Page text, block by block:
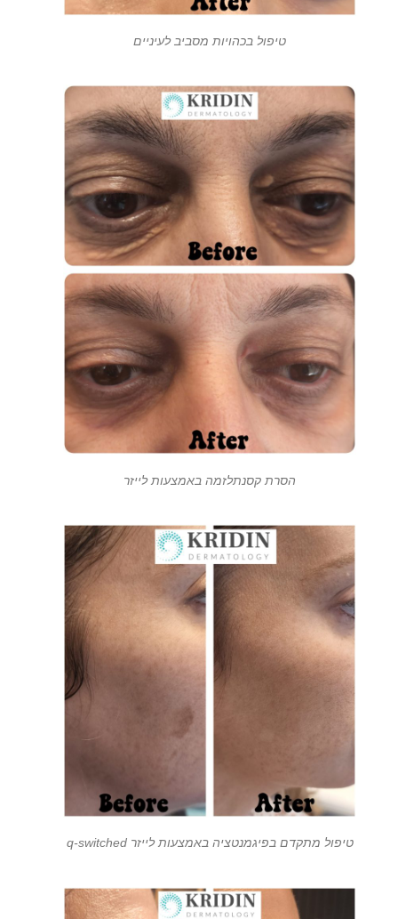
טיפול בכהויות מסביב לעיניים
הסרת קסנתלזמה באמצעות לייזר
טיפול מתקדם בפיגמנטציה באמצעות לייזר q-switched